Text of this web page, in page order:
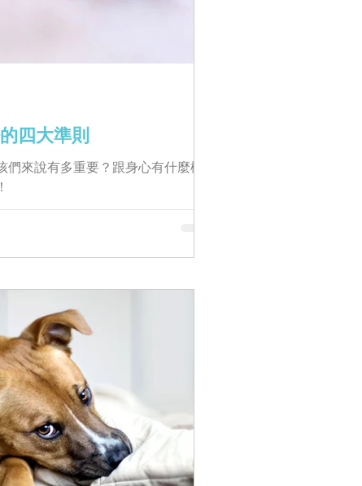
四大準則
來說有多重要？跟身心有什麼樣